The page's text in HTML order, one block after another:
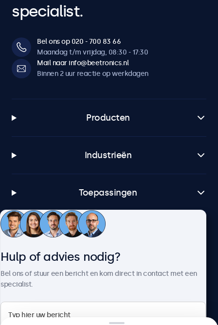
specialist.
Bel ons op 020 - 700 83 66
Maandag t/m vrijdag, 08:30 - 17:30
Mail naar info@beetronics.nl
Binnen 2 uur reactie op werkdagen
Producten
Industrieën
Toepassingen
Klantenservice
Hulp of advies nodig?
Bel ons of stuur een bericht en kom direct in contact met een
specialist.